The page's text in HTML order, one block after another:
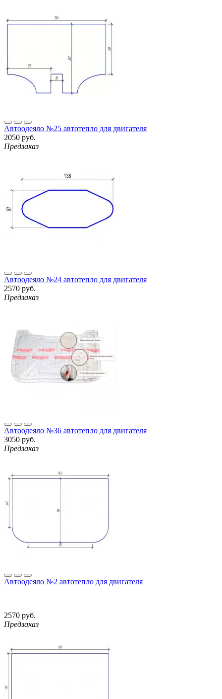
Автоодеяло №25 автотепло для двигателя
2050 руб.
Предзаказ
Автоодеяло №24 автотепло для двигателя
2570 руб.
Предзаказ
Автоодеяло №36 автотепло для двигателя
3050 руб.
Предзаказ
Автоодеяло №2 автотепло для двигателя
2570 руб.
Предзаказ